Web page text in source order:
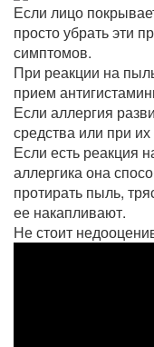
Если лицо
просто убрать эти
симптомов.
При реакции на
прием
Если аллергия
средства или при
Если есть реакция
аллергика она
протирать пыль,
ее накапливают.
Не стоит